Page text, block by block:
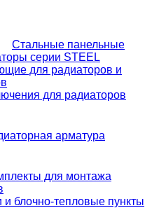
Стальные панельные
серии STEEL
для радиаторов и
для радиаторов
арматура
для монтажа
блочно-тепловые пункты